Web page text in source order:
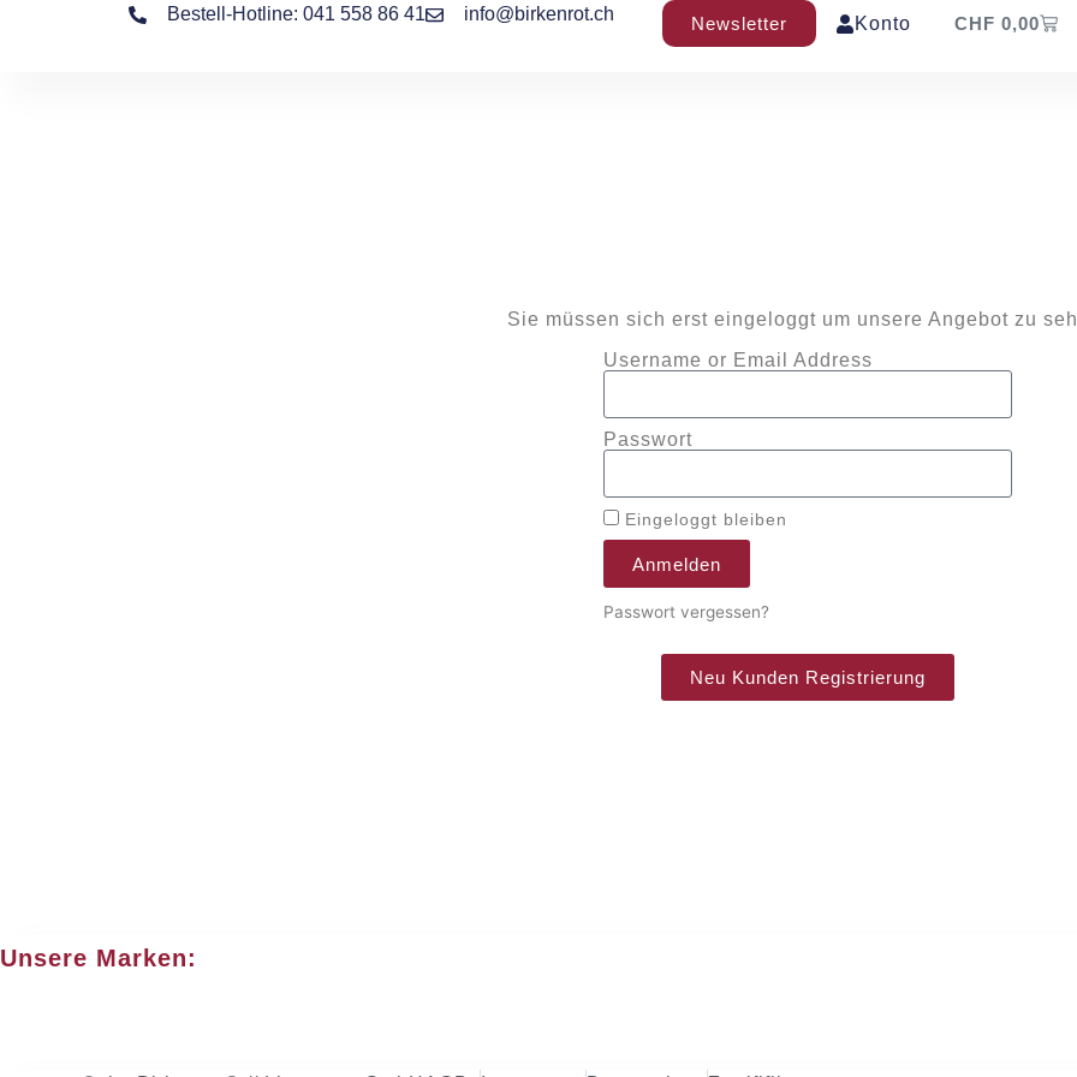
Bestell-Hotline: 041 558 86 41 info@birkenrot.ch Newsletter Konto CHF 0,00
Sie müssen sich erst eingeloggt um unsere Angebot zu
Username or Email Address
Passwort
Eingeloggt bleiben
Anmelden
Passwort vergessen?
Neu Kunden Registrierung
Unsere Marken: